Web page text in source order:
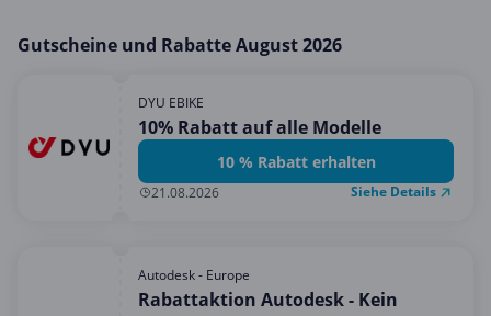
Gutscheine und Rabatte August 2026
DYU EBIKE
10% Rabatt auf alle Modelle
10 % Rabatt erhalten
21.08.2026 Siehe Details
Autodesk - Europe
Rabattaktion Autodesk - Kein